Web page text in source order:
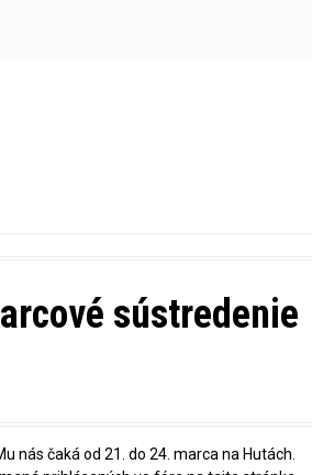
sústredenie
nás čaká od 21. do 24. marca na Hutách.